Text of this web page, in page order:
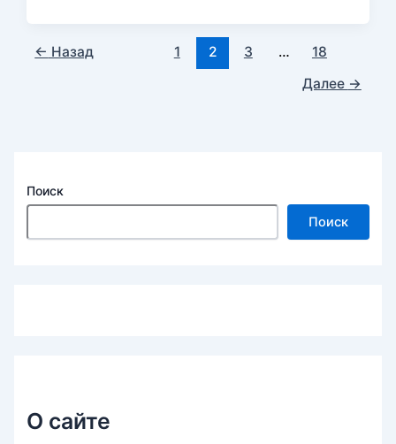
← Назад 1 2 3 …
18
Далее →
Поиск
Поиск
О сайте